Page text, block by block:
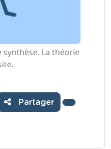
synthèse. La théorie
Partager